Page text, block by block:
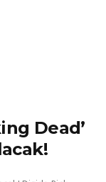
Dead’